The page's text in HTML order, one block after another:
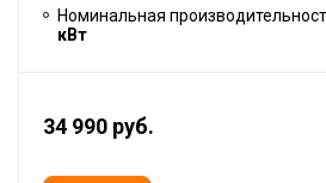
Номинальная
кВт
34 990 руб.